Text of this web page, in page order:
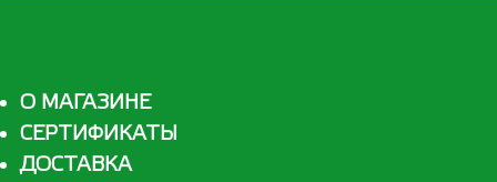
О МАГАЗИНЕ
СЕРТИФИКАТЫ
ДОСТАВКА